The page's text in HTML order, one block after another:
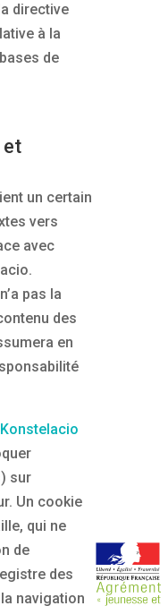
directive
à la
de
et
un certain
vers
avec
n’a pas la
des
en
Konstelacio
sur
Un cookie
qui ne
de
des
navigation